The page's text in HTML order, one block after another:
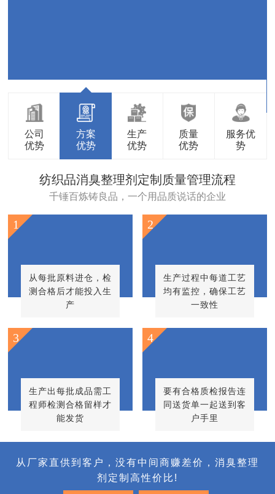
公司
优势
方案
优势
生产
优势
质量
优势
服务优
势
纺织品消臭整理剂定制质量管理流程
千锤百炼铸良品，一个用品质说话的企业
从每批原料进仓，检
测合格后才能投入生
产
1
生产过程中每道工艺
均有监控，确保工艺
一致性
2
生产出每批成品需工
程师检测合格留样才
能发货
3
要有合格质检报告连
同送货单一起送到客
户手里
4
从厂家直供到客户，没有中间商赚差价，消臭整理
剂定制高性价比!